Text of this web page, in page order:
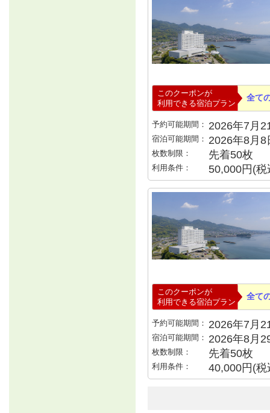
このクーポンが
利用できる宿泊プラン
全て
予約可能期間： 2026年7月
宿泊可能期間： 2026年8月
枚数制限： 先着50枚
利用条件： 50,000円(
このクーポンが
利用できる宿泊プラン
全て
予約可能期間： 2026年7月
宿泊可能期間： 2026年8月
枚数制限： 先着50枚
利用条件： 40,000円(